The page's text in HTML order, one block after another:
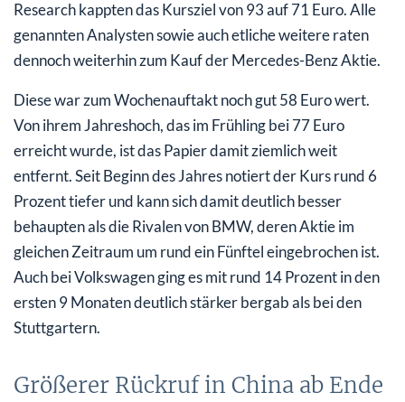
Research kappten das Kursziel von 93 auf 71 Euro. Alle
genannten Analysten sowie auch etliche weitere raten
dennoch weiterhin zum Kauf der Mercedes-Benz Aktie.
Diese war zum Wochenauftakt noch gut 58 Euro wert.
Von ihrem Jahreshoch, das im Frühling bei 77 Euro
erreicht wurde, ist das Papier damit ziemlich weit
entfernt. Seit Beginn des Jahres notiert der Kurs rund 6
Prozent tiefer und kann sich damit deutlich besser
behaupten als die Rivalen von BMW, deren Aktie im
gleichen Zeitraum um rund ein Fünftel eingebrochen ist.
Auch bei Volkswagen ging es mit rund 14 Prozent in den
ersten 9 Monaten deutlich stärker bergab als bei den
Stuttgartern.
Größerer Rückruf in China ab Ende